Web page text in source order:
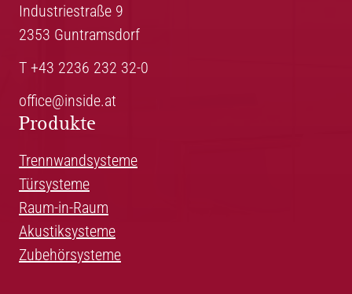
Industriestraße 9
2353 Guntramsdorf
T +43 2236 232 32-0
office@inside.at
Produkte
Trennwandsysteme
Türsysteme
Raum-in-Raum
Akustiksysteme
Zubehörsysteme